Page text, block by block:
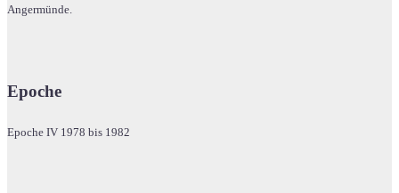
Angermünde.
Epoche
Epoche IV 1978 bis 1982